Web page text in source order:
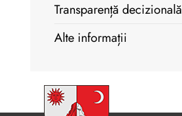
Transparență decizională
Alte informații